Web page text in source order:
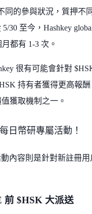
同的參與狀況，質押不
30 至今，Hashkey
都有 1-3 次。
很有可能會針對
持有者獲得更高報酬
獲取機制之一。
日幣研專屬活動！
內容則是針對新註冊用
前 $HSK 大派送